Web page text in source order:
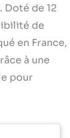
de 12
de
en France,
à une
pour